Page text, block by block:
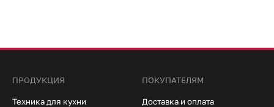
ПРОДУКЦИЯ
Техника для кухни
ПОКУПАТЕЛЯМ
Доставка и оплата